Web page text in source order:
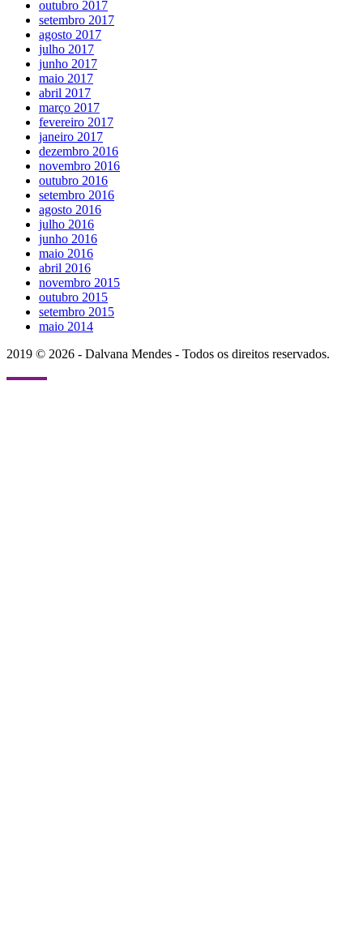
outubro 2017
setembro 2017
agosto 2017
julho 2017
junho 2017
maio 2017
abril 2017
março 2017
fevereiro 2017
janeiro 2017
dezembro 2016
novembro 2016
outubro 2016
setembro 2016
agosto 2016
julho 2016
junho 2016
maio 2016
abril 2016
novembro 2015
outubro 2015
setembro 2015
maio 2014
2019 © 2026 - Dalvana Mendes - Todos os direitos reservados.